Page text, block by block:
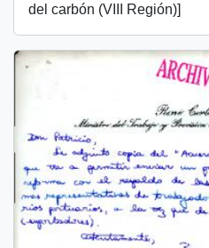
del carbón (VIII Región)]